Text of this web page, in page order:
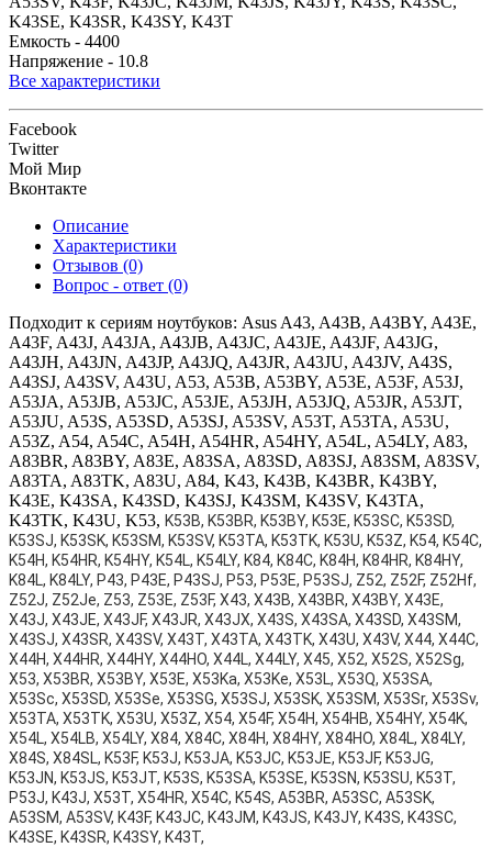
K43SE, K43SR, K43SY, K43T
Емкость - 4400
Напряжение - 10.8
Все характеристики
Facebook
Twitter
Мой Мир
Вконтакте
Описание
Характеристики
Отзывов (0)
Вопрос - ответ (0)
Подходит к сериям ноутбуков: Asus A43, A43B, A43BY, A43E,
A43F, A43J, A43JA, A43JB, A43JC, A43JE, A43JF, A43JG,
A43JH, A43JN, A43JP, A43JQ, A43JR, A43JU, A43JV, A43S,
A43SJ, A43SV, A43U, A53, A53B, A53BY, A53E, A53F, A53J,
A53JA, A53JB, A53JC, A53JE, A53JH, A53JQ, A53JR, A53JT,
A53JU, A53S, A53SD, A53SJ, A53SV, A53T, A53TA, A53U,
A53Z, A54, A54C, A54H, A54HR, A54HY, A54L, A54LY, A83,
A83BR, A83BY, A83E, A83SA, A83SD, A83SJ, A83SM, A83SV,
A83TA, A83TK, A83U, A84, K43, K43B, K43BR, K43BY,
K43E, K43SA, K43SD, K43SJ, K43SM, K43SV, K43TA,
K43TK, K43U, K53, K53B, K53BR, K53BY, K53E, K53SC, K53SD,
K53SJ, K53SK, K53SM, K53SV, K53TA, K53TK, K53U, K53Z, K54, K54C,
K54H, K54HR, K54HY, K54L, K54LY, K84, K84C, K84H, K84HR, K84HY,
K84L, K84LY, P43, P43E, P43SJ, P53, P53E, P53SJ, Z52, Z52F, Z52Hf,
Z52J, Z52Je, Z53, Z53E, Z53F, X43, X43B, X43BR, X43BY, X43E,
X43J, X43JE, X43JF, X43JR, X43JX, X43S, X43SA, X43SD, X43SM,
X43SJ, X43SR, X43SV, X43T, X43TA, X43TK, X43U, X43V, X44, X44C,
X44H, X44HR, X44HY, X44HO, X44L, X44LY, X45, X52, X52S, X52Sg,
X53, X53BR, X53BY, X53E, X53Ka, X53Ke, X53L, X53Q, X53SA,
X53Sc, X53SD, X53Se, X53SG, X53SJ, X53SK, X53SM, X53Sr, X53Sv,
X53TA, X53TK, X53U, X53Z, X54, X54F, X54H, X54HB, X54HY, X54K,
X54L, X54LB, X54LY, X84, X84C, X84H, X84HY, X84HO, X84L, X84LY,
X84S, X84SL, K53F, K53J, K53JA, K53JC, K53JE, K53JF, K53JG,
K53JN, K53JS, K53JT, K53S, K53SA, K53SE, K53SN, K53SU, K53T,
P53J, K43J, X53T, X54HR, X54C, K54S, A53BR, A53SC, A53SK,
A53SM, A53SV, K43F, K43JC, K43JM, K43JS, K43JY, K43S, K43SC,
K43SE, K43SR, K43SY, K43T,